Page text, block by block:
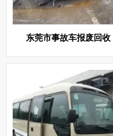
东莞市事故车报废回收